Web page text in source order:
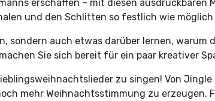
erschaffen – mit diesen ausdruckbaren
und den Schlitten so festlich wie möglich
sondern auch etwas darüber lernen, warum
Sie sich bereit für ein paar kreativer
zu singen! Von
mehr Weihnachtsstimmung zu erzeugen.